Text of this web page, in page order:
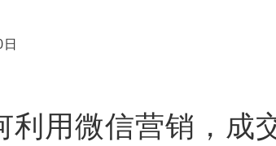
利用微信营销，成